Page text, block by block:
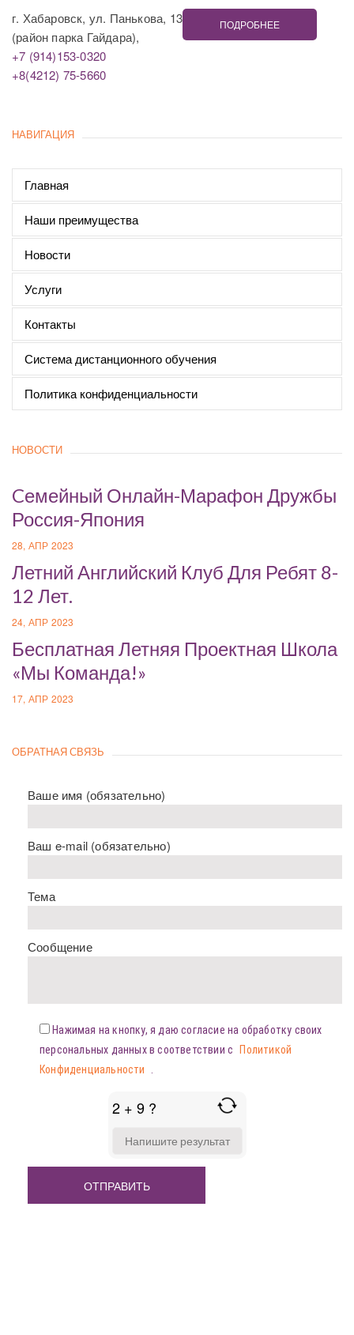
г. Хабаровск, ул. Панькова, 13
(район парка Гайдара),
+7 (914)153-0320
+8(4212) 75-5660
ПОДРОБНЕЕ
НАВИГАЦИЯ
Главная
Наши преимущества
Новости
Услуги
Контакты
Система дистанционного обучения
Политика конфиденциальности
НОВОСТИ
Cемейный Онлайн-Марафон Дружбы
Россия-Япония
28, АПР 2023
Летний Английский Клуб Для Ребят 8-
12 Лет.
24, АПР 2023
Бесплатная Летняя Проектная Школа
«Мы Команда!»
17, АПР 2023
ОБРАТНАЯ СВЯЗЬ
Ваше имя (обязательно)
Ваш e-mail (обязательно)
Тема
Сообщение
Нажимая на кнопку, я даю согласие на обработку своих
персональных данных в соответствии с
Политикой
Конфиденциальности
2 + 9 ?
FOR
+